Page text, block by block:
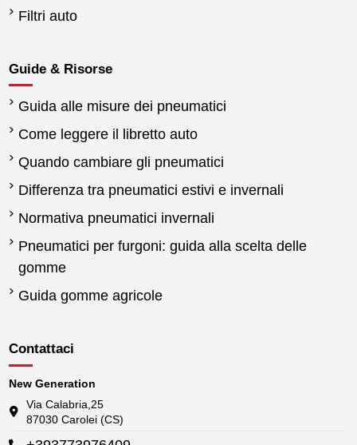
Filtri auto
Guide & Risorse
Guida alle misure dei pneumatici
Come leggere il libretto auto
Quando cambiare gli pneumatici
Differenza tra pneumatici estivi e invernali
Normativa pneumatici invernali
Pneumatici per furgoni: guida alla scelta delle
gomme
Guida gomme agricole
Contattaci
New Generation
Via Calabria,25
87030 Carolei (CS)